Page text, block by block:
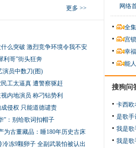
更多 >>
么突破 激烈竞争环境令我不安
利哥”街头狂奔
演员中数刀(图)
工太逼真 遭警察驱赶
内地演员 称刁钻势利
侵权 只能道德谴责
”：别给歌词扣帽子
为古董藏品：睡180年历史古床
冷冻9颗卵子 全副武装怕被认出
网络
全
宫
幸
能
搜狗问
卡西欧
是歌手
我是歌
我是歌